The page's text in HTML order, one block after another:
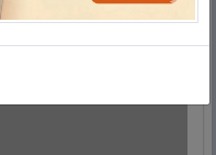
tuần sau được.